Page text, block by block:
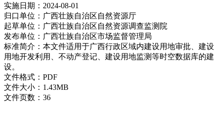
实施日期： 2024-08-01
归口单位： 广西壮族自治区自然资源厅
起草单位： 广西壮族自治区自然资源调查监测院
发布单位： 广西壮族自治区市场监督管理局
标准简介： 本文件适用于广西行政区域内建设用地审批、建设
用地开发利用、不动产登记、建设用地监测等时空数据库的建
设。
文件格式： PDF
文件大小： 1.43MB
文件页数： 36